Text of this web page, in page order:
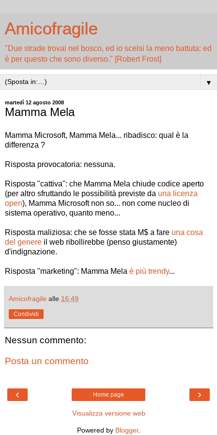
Amicofragile
"Due strade trovai nel bosco, ed io scelsi la meno battuta: ed
è per questo che sono diverso." [Robert Frost]
▼
martedì 12 agosto 2008
Mamma Mela
Mamma Microsoft, Mamma Mela... ribadisco: qual è la
differenza ?
Risposta provocatoria: nessuna.
Risposta "cattiva": che Mamma Mela chiude codice aperto
(per altro sfruttando le possibilità previste da una licenza
open), Mamma Microsoft non so... non come nucleo di
sistema operativo, quanto meno...
Risposta maliziosa: che se fosse stata M$ a fare una cosa
del genere il web ribollirebbe (penso giustamente)
d'indignazione.
Risposta "marketing": Mamma Mela è più trendy...
Amicofragile alle 16:49
Condividi
Nessun commento:
Posta un commento
‹ ›
Home page
Visualizza versione web
Powered by Blogger.